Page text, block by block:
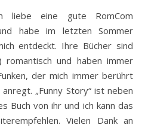
habe im letzten Sommer
entdeckt. Ihre Bücher sind
romantisch und haben immer
der mich immer berührt
„Funny Story“ ist neben
Buch von ihr und ich kann das
Vielen Dank an